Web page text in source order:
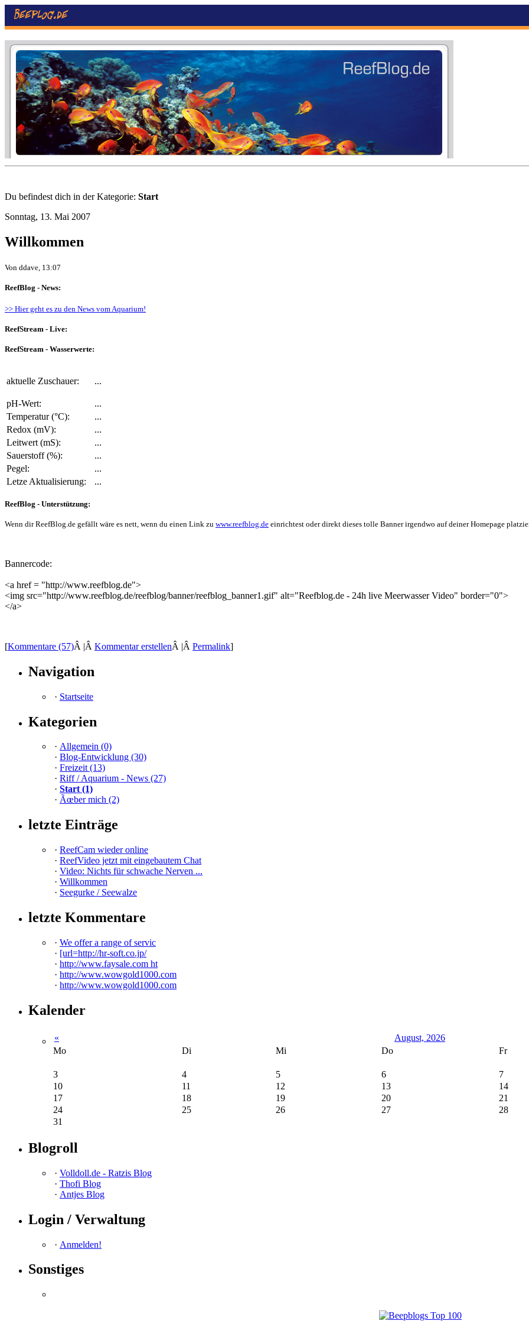
Du befindest dich in der Kategorie: Start
Sonntag, 13. Mai 2007
Willkommen
Von ddave, 13:07
ReefBlog - News:
>> Hier geht es zu den News vom Aquarium!
ReefStream - Live:
ReefStream - Wasserwerte:
aktuelle Zuschauer: ...
pH-Wert:
...
Temperatur (°C):
...
Redox (mV):
...
Leitwert (mS):
...
Sauerstoff (%):
...
Pegel:
...
Letze Aktualisierung:
...
ReefBlog - Unterstützung:
Wenn dir ReefBlog.de gefällt wäre es nett, wenn du einen Link zu www.reefblog.de einrichtest oder direkt dieses tolle Banner irgendwo auf deiner Homepage
Bannercode:
<a href = "http://www.reefblog.de">
<img src="http://www.reefblog.de/reefblog/banner/reefblog_banner1.gif" alt="Reefblog.de - 24h live Meerwasser Video" border="0">
</a>
[Kommentare (57)Â |Â Kommentar erstellenÂ |Â Permalink]
Navigation
· Startseite
Kategorien
· Allgemein (0)
· Blog-Entwicklung (30)
· Freizeit (13)
· Riff / Aquarium - News (27)
· Start (1)
· Ãœber mich (2)
letzte Einträge
· ReefCam wieder online
· ReefVideo jetzt mit eingebautem Chat
· Video: Nichts für schwache Nerven ...
· Willkommen
· Seegurke / Seewalze
letzte Kommentare
· We offer a range of servic
· [url=http://hr-soft.co.jp/
· http://www.faysale.com ht
· http://www.wowgold1000.com
· http://www.wowgold1000.com
Kalender
«
August, 2026
Mo
Di Mi Do Fr
3 4 5 6
7
10
11 12 13
14
17
18 19 20
21
24
25 26 27
28
31
Blogroll
· Volldoll.de - Ratzis Blog
· Thofi Blog
· Antjes Blog
Login / Verwaltung
· Anmelden!
Sonstiges